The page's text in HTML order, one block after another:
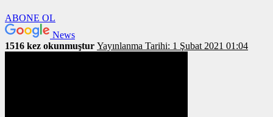
ABONE OL
News
1516 kez okunmuştur Yayınlanma Tarihi: 1 Şubat 2021 01:04